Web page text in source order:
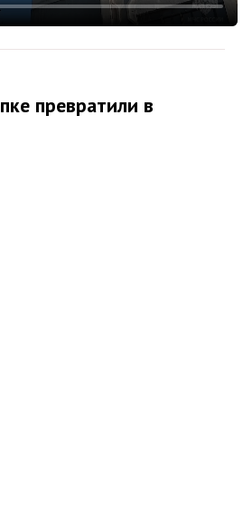
превратили в